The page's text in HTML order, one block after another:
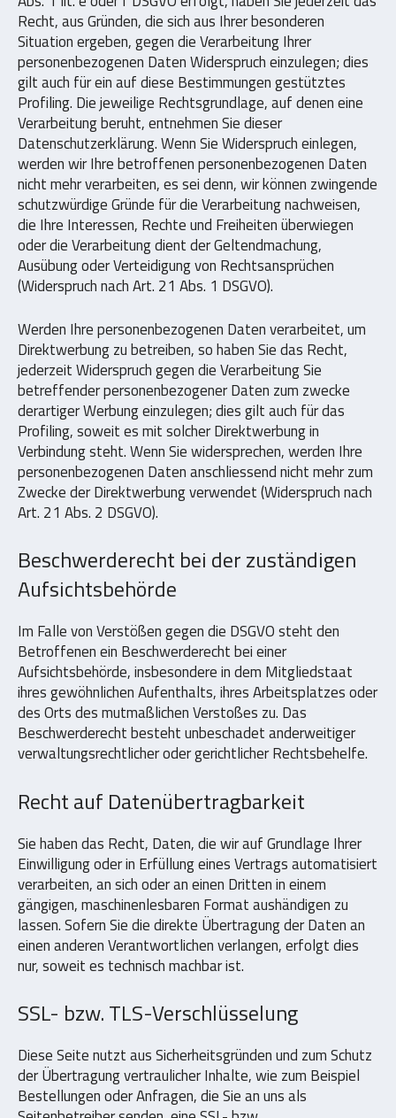
Recht, aus Gründen, die sich aus Ihrer besonderen
Situation ergeben, gegen die Verarbeitung Ihrer
personenbezogenen Daten Widerspruch einzulegen; dies
gilt auch für ein auf diese Bestimmungen gestütztes
Profiling. Die jeweilige Rechtsgrundlage, auf denen eine
Verarbeitung beruht, entnehmen Sie dieser
Datenschutzerklärung. Wenn Sie Widerspruch einlegen,
werden wir Ihre betroffenen personenbezogenen Daten
nicht mehr verarbeiten, es sei denn, wir können zwingende
schutzwürdige Gründe für die Verarbeitung nachweisen,
die Ihre Interessen, Rechte und Freiheiten überwiegen
oder die Verarbeitung dient der Geltendmachung,
Ausübung oder Verteidigung von Rechtsansprüchen
(Widerspruch nach Art. 21 Abs. 1 DSGVO).
Werden Ihre personenbezogenen Daten verarbeitet, um
Direktwerbung zu betreiben, so haben Sie das Recht,
jederzeit Widerspruch gegen die Verarbeitung Sie
betreffender personenbezogener Daten zum zwecke
derartiger Werbung einzulegen; dies gilt auch für das
Profiling, soweit es mit solcher Direktwerbung in
Verbindung steht. Wenn Sie widersprechen, werden Ihre
personenbezogenen Daten anschliessend nicht mehr zum
Zwecke der Direktwerbung verwendet (Widerspruch nach
Art. 21 Abs. 2 DSGVO).
Beschwerderecht bei der zuständigen
Aufsichtsbehörde
Im Falle von Verstößen gegen die DSGVO steht den
Betroffenen ein Beschwerderecht bei einer
Aufsichtsbehörde, insbesondere in dem Mitgliedstaat
ihres gewöhnlichen Aufenthalts, ihres Arbeitsplatzes oder
des Orts des mutmaßlichen Verstoßes zu. Das
Beschwerderecht besteht unbeschadet anderweitiger
verwaltungsrechtlicher oder gerichtlicher Rechtsbehelfe.
Recht auf Datenübertragbarkeit
Sie haben das Recht, Daten, die wir auf Grundlage Ihrer
Einwilligung oder in Erfüllung eines Vertrags automatisiert
verarbeiten, an sich oder an einen Dritten in einem
gängigen, maschinenlesbaren Format aushändigen zu
lassen. Sofern Sie die direkte Übertragung der Daten an
einen anderen Verantwortlichen verlangen, erfolgt dies
nur, soweit es technisch machbar ist.
SSL- bzw. TLS-Verschlüsselung
Diese Seite nutzt aus Sicherheitsgründen und zum Schutz
der Übertragung vertraulicher Inhalte, wie zum Beispiel
Bestellungen oder Anfragen, die Sie an uns als